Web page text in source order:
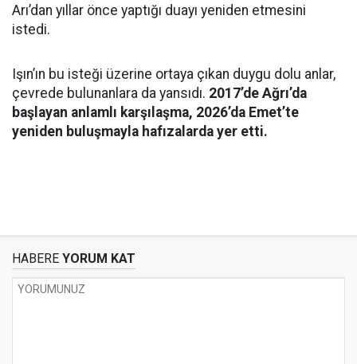
Arı’dan yıllar önce yaptığı duayı yeniden etmesini
istedi.
Işın’ın bu isteği üzerine ortaya çıkan duygu dolu anlar,
çevrede bulunanlara da yansıdı. 2017’de Ağrı’da
başlayan anlamlı karşılaşma, 2026’da Emet’te
yeniden buluşmayla hafızalarda yer etti.
HABERE YORUM KAT